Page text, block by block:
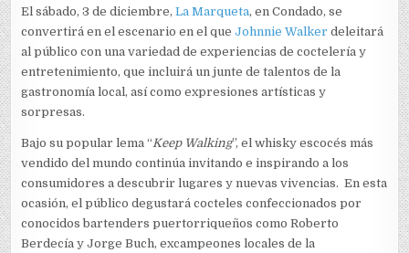
El sábado, 3 de diciembre,La Marqueta, en Condado, se
convertirá en el escenario en el queJohnnie Walker deleitará
al público con una variedad de experiencias de coctelería y
entretenimiento, que incluirá un junte de talentos de la
gastronomía local, así como expresiones artísticas y
sorpresas.
Bajo su popular lema “Keep Walking”, el whisky escocés más
vendido del mundo continúa invitando e inspirando a los
consumidores a descubrir lugares y nuevas vivencias. En esta
ocasión, el público degustará cocteles confeccionados por
conocidos bartenders puertorriqueños como Roberto
Berdecía y Jorge Buch, excampeones locales de la